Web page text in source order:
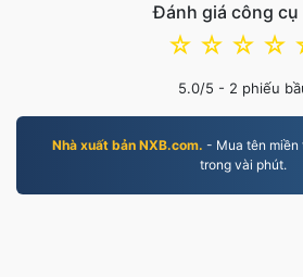
Đánh giá công cụ
☆
☆
☆
☆
5.0/5 - 2 phiếu
Nhà xuất bản NXB.com. - Mua tên miền
trong vài phút.